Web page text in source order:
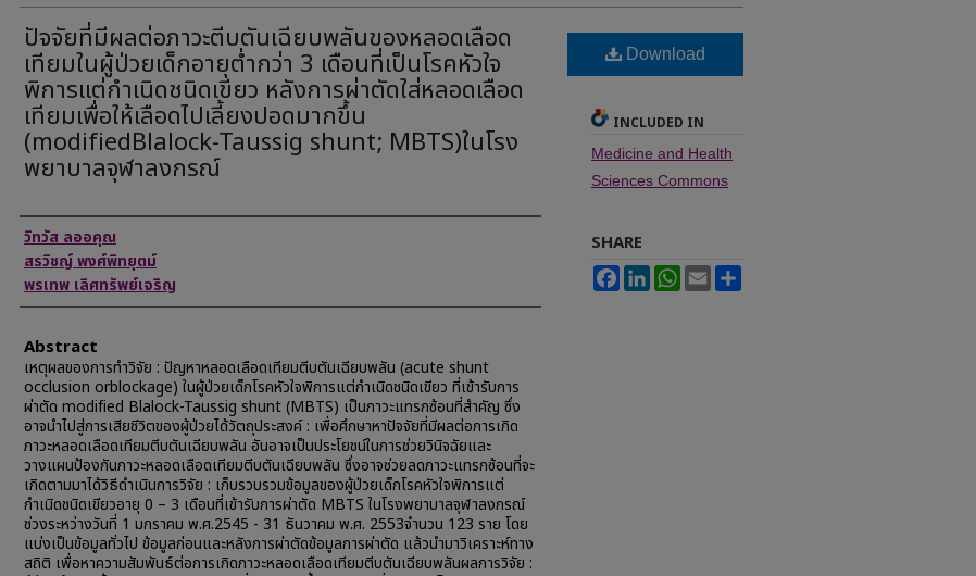
ปัจจัยที่มีผลต่อภาวะตีบตันเฉียบพลันของหลอดเลือด
เทียมในผู้ป่วยเด็กอายุต่ำกว่า 3 เดือนที่เป็นโรคหัวใจ
พิการแต่กำเนิดชนิดเขียว หลังการผ่าตัดใส่หลอดเลือด
เทียมเพื่อให้เลือดไปเลี้ยงปอดมากขึ้น
(modifiedBlalock-Taussig shunt; MBTS)ในโรง
พยาบาลจุฬาลงกรณ์
Authors
วิทวัส ลออคุณ
สรวิชญ์ พงศ์พิทยุตม์
พรเทพ เลิศทรัพย์เจริญ
Abstract
เหตุผลของการทำวิจัย : ปัญหาหลอดเลือดเทียมตีบตันเฉียบพลัน (acute shunt
occlusion orblockage) ในผู้ป่วยเด็กโรคหัวใจพิการแต่กำเนิดชนิดเขียว ที่เข้ารับการ
ผ่าตัด modified Blalock-Taussig shunt (MBTS) เป็นภาวะแทรกซ้อนที่สำคัญ ซึ่ง
อาจนำไปสู่การเสียชีวิตของผู้ป่วยได้วัตถุประสงค์ : เพื่อศึกษาหาปัจจัยที่มีผลต่อการเกิด
ภาวะหลอดเลือดเทียมตีบตันเฉียบพลัน อันอาจเป็นประโยชน์ในการช่วยวินิจฉัยและ
วางแผนป้องกันภาวะหลอดเลือดเทียมตีบตันเฉียบพลัน ซึ่งอาจช่วยลดภาวะแทรกซ้อนที่จะ
เกิดตามมาได้วิธีดำเนินการวิจัย : เก็บรวบรวมข้อมูลของผู้ป่วยเด็กโรคหัวใจพิการแต่
กำเนิดชนิดเขียวอายุ 0 – 3 เดือนที่เข้ารับการผ่าตัด MBTS ในโรงพยาบาลจุฬาลงกรณ์
ช่วงระหว่างวันที่ 1 มกราคม พ.ศ.2545 - 31 ธันวาคม พ.ศ. 2553จำนวน 123 ราย โดย
แบ่งเป็นข้อมูลทั่วไป ข้อมูลก่อนและหลังการผ่าตัดข้อมูลการผ่าตัด แล้วนำมาวิเคราะห์ทาง
สถิติ เพื่อหาความสัมพันธ์ต่อการเกิดภาวะหลอดเลือดเทียมตีบตันเฉียบพลันผลการวิจัย :
Download
INCLUDED IN
Medicine and Health
Sciences Commons
SHARE
FacebookLinkedInWhatsApp
Email